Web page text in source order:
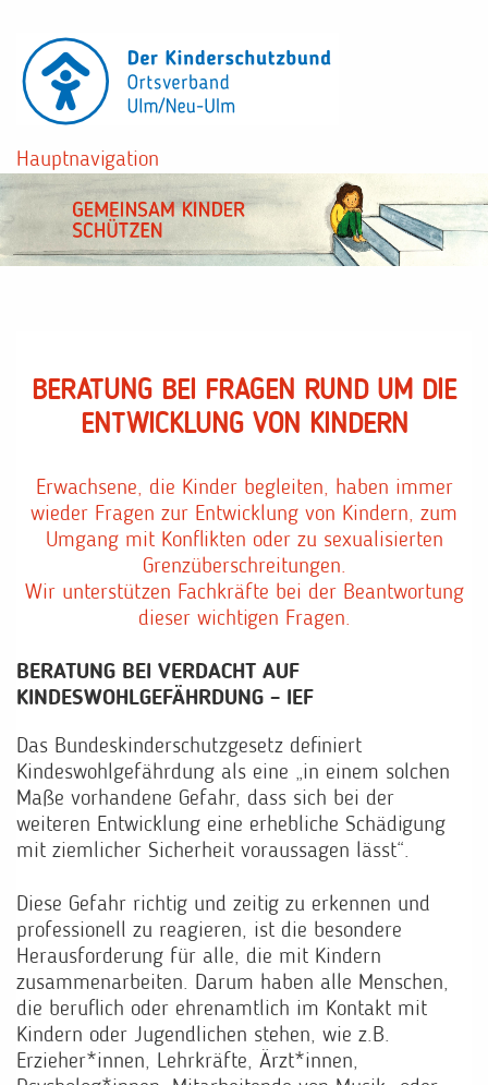
Inhalt
Hauptnavigation
BERATUNG BEI FRAGEN RUND UM DIE
ENTWICKLUNG VON KINDERN
Erwachsene, die Kinder begleiten, haben immer
wieder Fragen zur Entwicklung von Kindern, zum
Umgang mit Konflikten oder zu sexualisierten
Grenzüberschreitungen.
Wir unterstützen Fachkräfte bei der Beantwortung
dieser wichtigen Fragen.
BERATUNG BEI VERDACHT AUF
KINDESWOHLGEFÄHRDUNG – IEF
Das Bundeskinderschutzgesetz definiert
Kindeswohlgefährdung als eine „in einem solchen
Maße vorhandene Gefahr, dass sich bei der
weiteren Entwicklung eine erhebliche Schädigung
mit ziemlicher Sicherheit voraussagen lässt“.
Diese Gefahr richtig und zeitig zu erkennen und
professionell zu reagieren, ist die besondere
Herausforderung für alle, die mit Kindern
zusammenarbeiten. Darum haben alle Menschen,
die beruflich oder ehrenamtlich im Kontakt mit
Kindern oder Jugendlichen stehen, wie z.B.
Erzieher*innen, Lehrkräfte, Ärzt*innen,